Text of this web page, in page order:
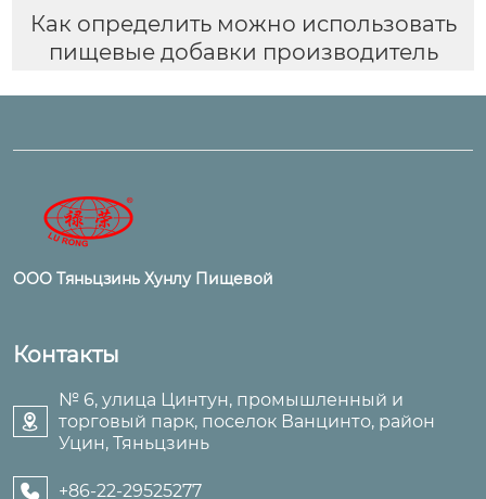
Как определить можно использовать
пищевые добавки производитель
ООО Тяньцзинь Хунлу Пищевой
Контакты

№ 6, улица Цинтун, промышленный и
торговый парк, поселок Ванцинто, район
Уцин, Тяньцзинь
 +86-22-29525277